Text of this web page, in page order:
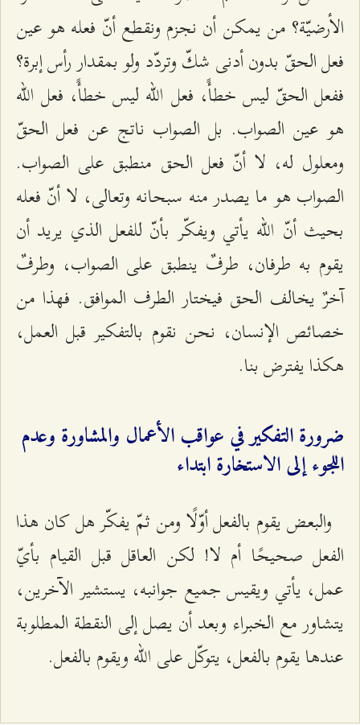
الأرضيّة؟ من يمكن أن نجزم ونقطع أنّ فعله هو عين
فعل الحقّ بدون أدنى شكّ وتردّد ولو بمقدار رأس إبرة؟
ففعل الحقّ ليس خطأً، فعل الله ليس خطأً، فعل الله
هو عين الصواب. بل الصواب ناتج عن فعل الحقّ
ومعلول له، لا أنّ فعل الحق منطبق على الصواب.
الصواب هو ما يصدر منه سبحانه وتعالى، لا أنّ فعله
بحيث أنّ الله يأتي ويفكّر بأنّ للفعل الذي يريد أن
يقوم به طرفان، طرفٌ ينطبق على الصواب، وطرفٌ
آخرٌ يخالف الحق فيختار الطرف الموافق. فهذا من
خصائص الإنسان، نحن نقوم بالتفكير قبل العمل،
هكذا يفترض بنا.
ضرورة التفكير في عواقب الأعمال والمشاورة وعدم
اللجوء إلى الاستخارة ابتداء
والبعض يقوم بالفعل أوّلًا ومن ثمّ يفكّر هل كان هذا
الفعل صحيحًا أم لا! لكن العاقل قبل القيام بأيّ
عمل، يأتي ويقيس جميع جوانبه، يستشير الآخرين،
يتشاور مع الخبراء وبعد أن يصل إلى النقطة المطلوبة
عندها يقوم بالفعل، يتوكّل على الله ويقوم بالفعل.